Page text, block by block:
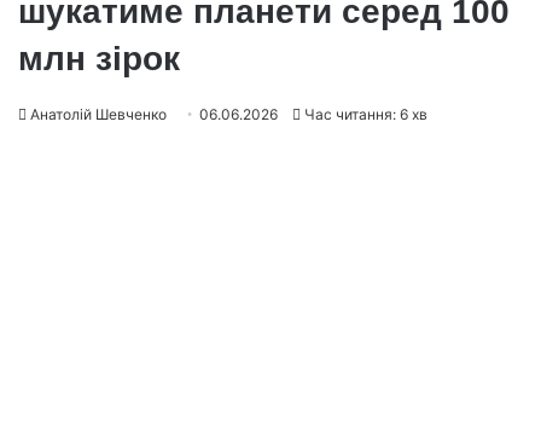
шукатиме планети серед 100
млн зірок
Анатолій Шевченко 06.06.2026 Час читання: 6 хв